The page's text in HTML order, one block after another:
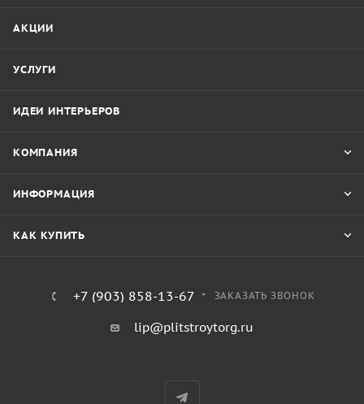
АКЦИИ
УСЛУГИ
ИДЕИ ИНТЕРЬЕРОВ
КОМПАНИЯ
ИНФОРМАЦИЯ
КАК КУПИТЬ
+7 (903) 858-13-67 ЗАКАЗАТЬ ЗВОНОК
lip@plitstroytorg.ru